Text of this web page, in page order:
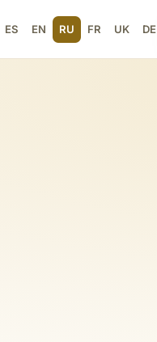
ES EN RU FR UK DE